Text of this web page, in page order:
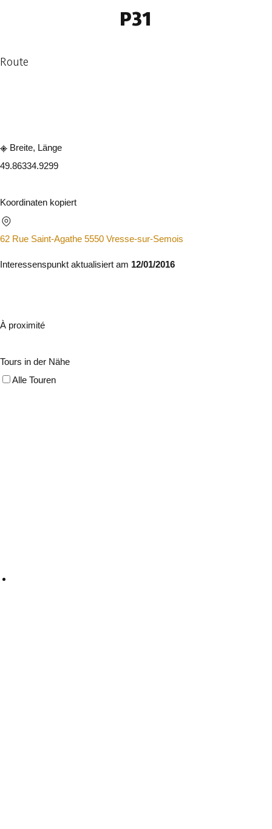
P31
Route
Breite, Länge
49.86334.9299
Koordinaten kopiert
62 Rue Saint-Agathe 5550 Vresse-sur-Semois
Interessenspunkt aktualisiert am 12/01/2016
À proximité
Tours in der Nähe
Alle Touren